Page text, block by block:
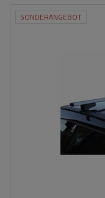
SONDERANGEBOT